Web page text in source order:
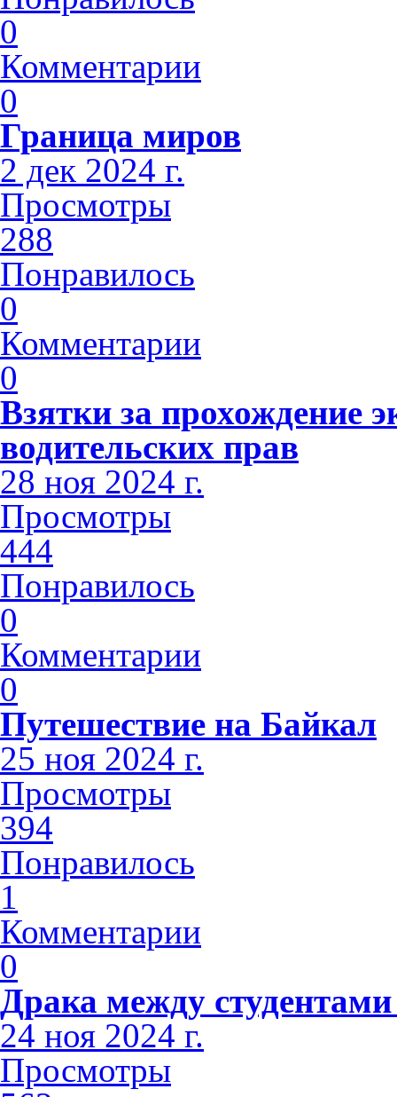
0
Комментарии
0
Граница миров
2 дек 2024 г.
Просмотры
288
Понравилось
0
Комментарии
0
Взятки за прохождение
водительских прав
28 ноя 2024 г.
Просмотры
444
Понравилось
0
Комментарии
0
Путешествие на Байкал
25 ноя 2024 г.
Просмотры
394
Понравилось
1
Комментарии
0
Драка между
24 ноя 2024 г.
Просмотры